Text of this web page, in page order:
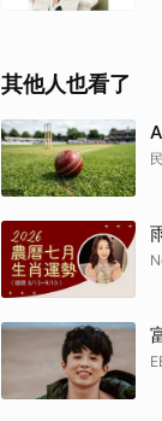
其他人也看了